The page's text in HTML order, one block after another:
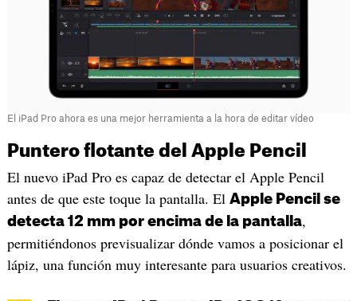
El iPad Pro ahora es una mejor herramienta a la hora de editar vídeo
Puntero flotante del Apple Pencil
El nuevo iPad Pro es capaz de detectar el Apple Pencil
antes de que este toque la pantalla. El Apple Pencil se
detecta 12 mm por encima de la pantalla,
permitiéndonos previsualizar dónde vamos a posicionar el
lápiz, una función muy interesante para usuarios creativos.